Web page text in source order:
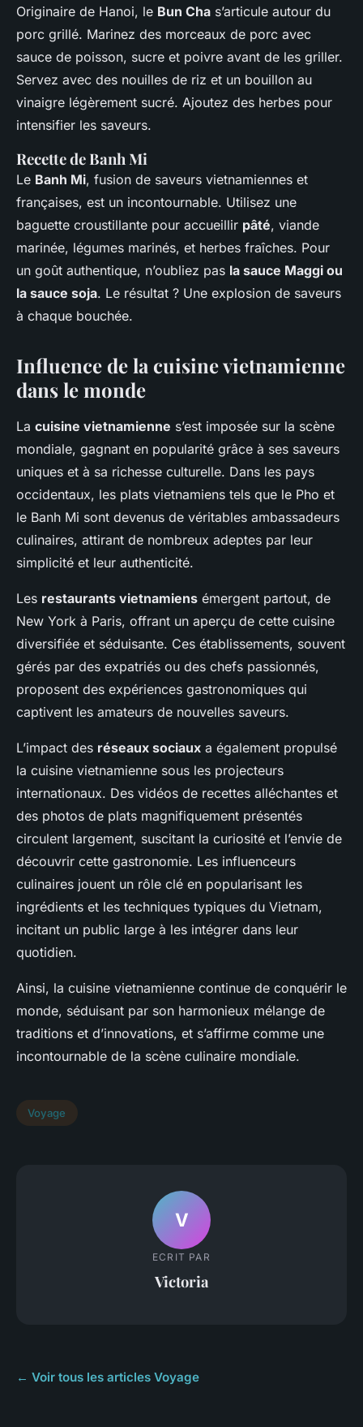
Originaire de Hanoi, le Bun Cha s’articule autour du
porc grillé. Marinez des morceaux de porc avec
sauce de poisson, sucre et poivre avant de les griller.
Servez avec des nouilles de riz et un bouillon au
vinaigre légèrement sucré. Ajoutez des herbes pour
intensifier les saveurs.
Recette de Banh Mi
Le Banh Mi, fusion de saveurs vietnamiennes et
françaises, est un incontournable. Utilisez une
baguette croustillante pour accueillir pâté, viande
marinée, légumes marinés, et herbes fraîches. Pour
un goût authentique, n’oubliez pas la sauce Maggi ou
la sauce soja. Le résultat ? Une explosion de saveurs
à chaque bouchée.
Influence de la cuisine vietnamienne
dans le monde
La cuisine vietnamienne s’est imposée sur la scène
mondiale, gagnant en popularité grâce à ses saveurs
uniques et à sa richesse culturelle. Dans les pays
occidentaux, les plats vietnamiens tels que le Pho et
le Banh Mi sont devenus de véritables ambassadeurs
culinaires, attirant de nombreux adeptes par leur
simplicité et leur authenticité.
Les restaurants vietnamiens émergent partout, de
New York à Paris, offrant un aperçu de cette cuisine
diversifiée et séduisante. Ces établissements, souvent
gérés par des expatriés ou des chefs passionnés,
proposent des expériences gastronomiques qui
captivent les amateurs de nouvelles saveurs.
L’impact des réseaux sociaux a également propulsé
la cuisine vietnamienne sous les projecteurs
internationaux. Des vidéos de recettes alléchantes et
des photos de plats magnifiquement présentés
circulent largement, suscitant la curiosité et l’envie de
découvrir cette gastronomie. Les influenceurs
culinaires jouent un rôle clé en popularisant les
ingrédients et les techniques typiques du Vietnam,
incitant un public large à les intégrer dans leur
quotidien.
Ainsi, la cuisine vietnamienne continue de conquérir le
monde, séduisant par son harmonieux mélange de
traditions et d’innovations, et s’affirme comme une
incontournable de la scène culinaire mondiale.
Voyage
V
ECRIT PAR
Victoria
← Voir tous les articles Voyage